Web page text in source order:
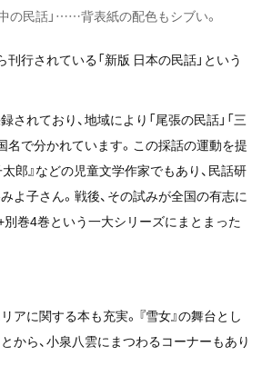
中の民話」……背表紙の配色もシブい。
刊行されている「新版 日本の民話」という
されており、地域により「尾張の民話」「三
名で分かれています。この採話の運動を提
太郎』などの児童文学作家でもあり、民話研
よ子さん。戦後、その試みが全国の有志に
別巻4巻という一大シリーズにまとまった
アに関する本も充実。『雪女』の舞台とし
から、小泉八雲にまつわるコーナーもあり